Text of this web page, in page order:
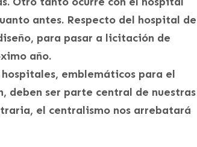
antes. Respecto del hospital de
para pasar a licitación de
año.
emblemáticos para el
deben ser parte central de nuestras
el centralismo nos arrebatará